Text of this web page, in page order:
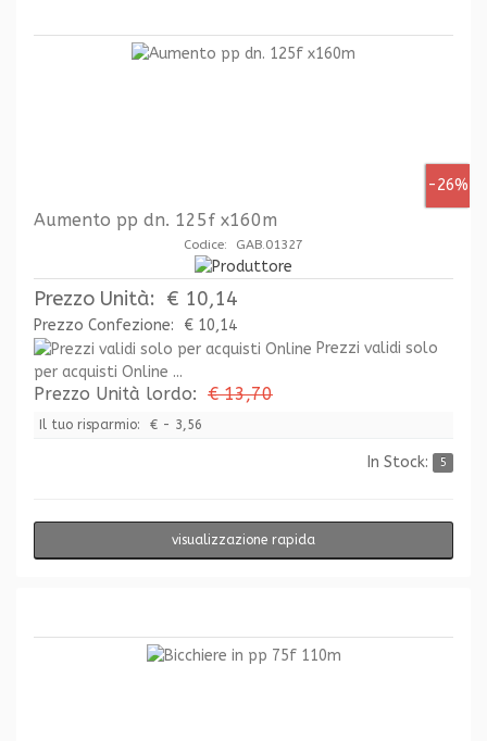
-26%
Aumento pp dn. 125f x160m
Codice: GAB.01327
Prezzo Unità: € 10,14
Prezzo Confezione:
€ 10,14
Prezzi validi solo
per acquisti Online ...
Prezzo Unità lordo: € 13,70
Il tuo risparmio: € - 3,56
In Stock: 5
visualizzazione rapida